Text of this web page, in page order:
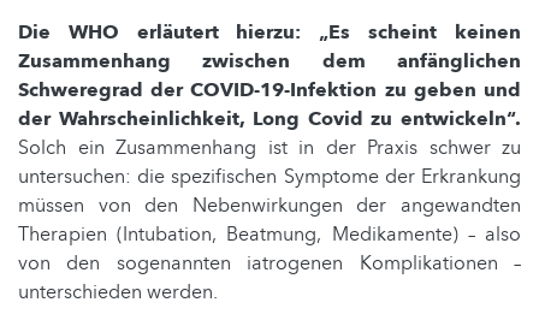
Die WHO erläutert hierzu: „Es scheint keinen
Zusammenhang zwischen dem anfänglichen
Schweregrad der COVID-19-Infektion zu geben und
der Wahrscheinlichkeit, Long Covid zu entwickeln“.
Solch ein Zusammenhang ist in der Praxis schwer zu
untersuchen: die spezifischen Symptome der Erkrankung
müssen von den Nebenwirkungen der angewandten
Therapien (Intubation, Beatmung, Medikamente) – also
von den sogenannten iatrogenen Komplikationen –
unterschieden werden.